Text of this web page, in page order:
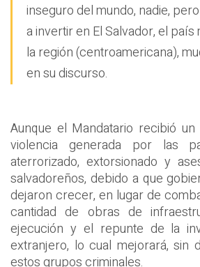
inseguro del mundo, nadie,
a invertir en El Salvador, el país
la región (centroamericana),
en su discurso.
Aunque el Mandatario recibió
violencia generada por las
aterrorizado, extorsionado y
salvadoreños, debido a que
dejaron crecer, en lugar de
cantidad de obras de
ejecución y el repunte de la
extranjero, lo cual mejorará, sin
estos grupos criminales.